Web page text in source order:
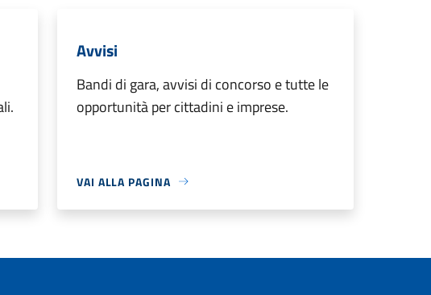
Avvisi
Bandi di gara, avvisi di concorso e tutte le
opportunità per cittadini e imprese.
VAI ALLA PAGINA